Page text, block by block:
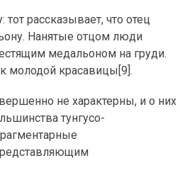
рассказывает, что отец
Нанятые отцом люди
медальоном на груди.
молодой красавицы[9].
не характерны, и о них
тунгусо-